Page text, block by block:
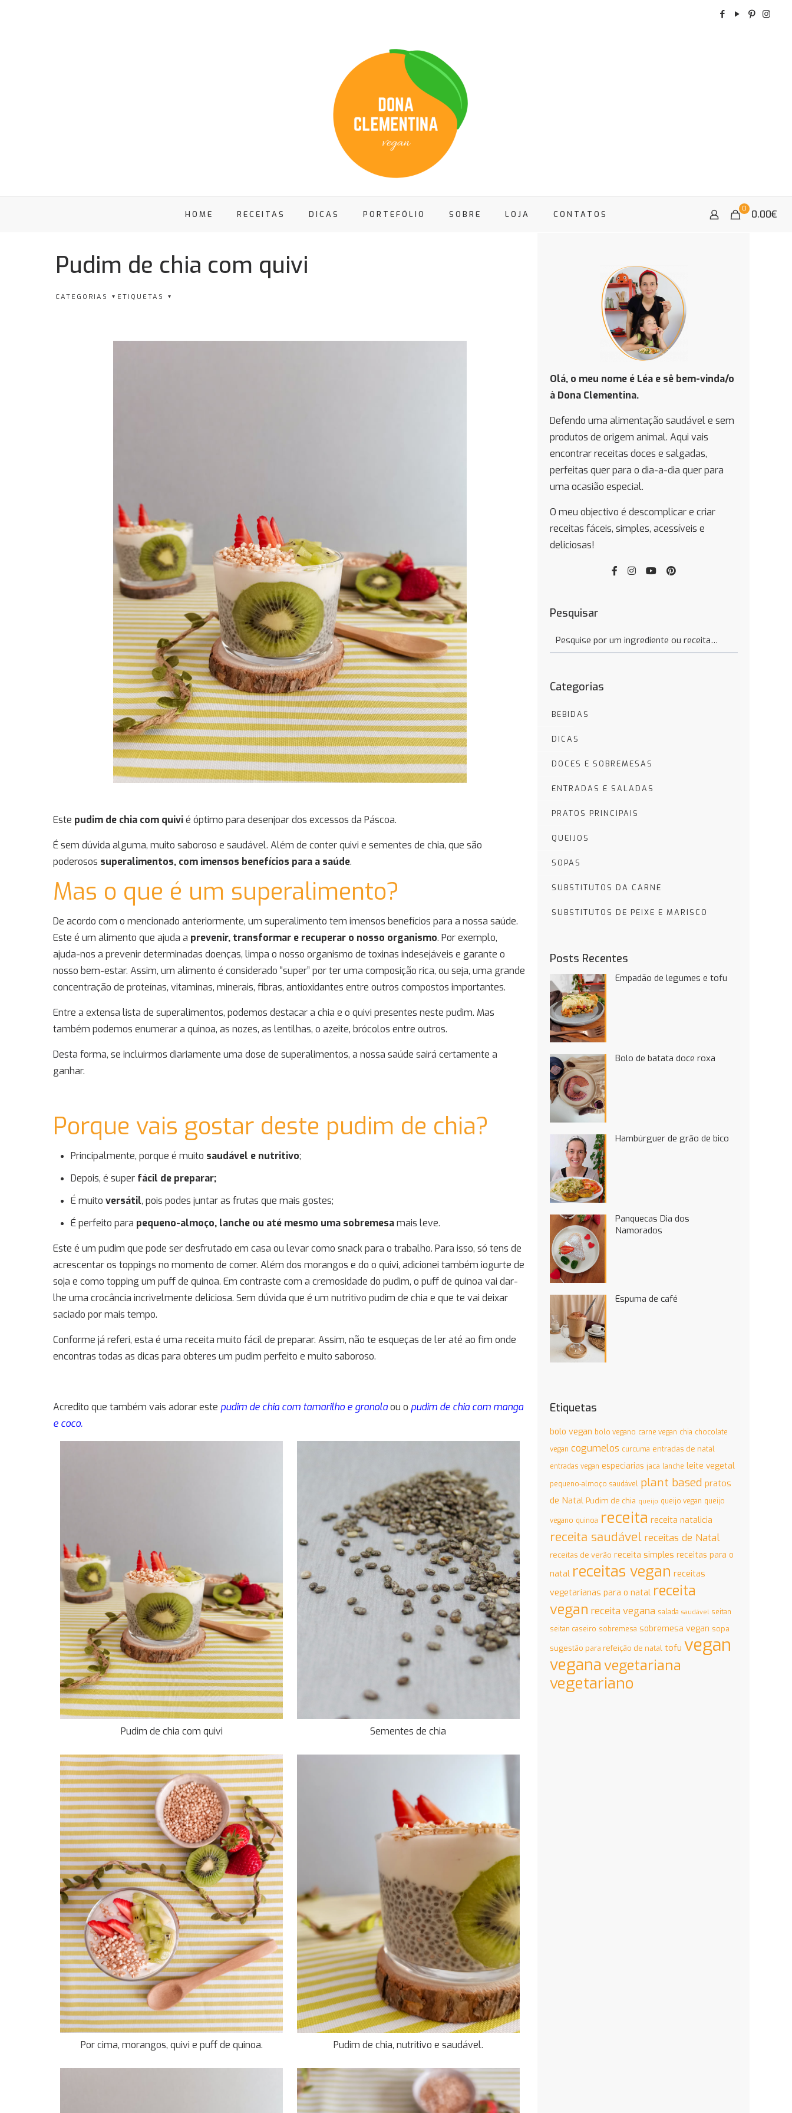
HOME RECEITAS DICAS PORTEFÓLIO SOBRE LOJA CONTATOS
0 0.00€
Pudim de chia com quivi
CATEGORIAS ETIQUETAS
Este pudim de chia com quivié óptimo para desenjoar dos excessos da Páscoa.
É sem dúvida alguma, muito saboroso e saudável. Além de conter quivi e sementes de chia, que são
poderosos superalimentos, com imensos benefícios para a saúde.
Mas o que é um superalimento?
De acordo com o mencionado anteriormente, um superalimento tem imensos benefícios para a nossa saúde.
Este é um alimento que ajuda a prevenir, transformar e recuperar o nosso organismo. Por exemplo,
ajuda-nos a prevenir determinadas doenças, limpa o nosso organismo de toxinas indesejáveis e garante o
nosso bem-estar. Assim, um alimento é considerado “super” por ter uma composição rica, ou seja, uma grande
concentração de proteínas, vitaminas, minerais, fibras, antioxidantes entre outros compostos importantes.
Entre a extensa lista de superalimentos, podemos destacar a chia e o quivi presentes neste pudim. Mas
também podemos enumerar a quinoa, as nozes, as lentilhas, o azeite, brócolos entre outros.
Desta forma, se incluirmos diariamente uma dose de superalimentos, a nossa saúde sairá certamente a
ganhar.
Porque vais gostar deste pudim de chia?
Principalmente, porque é muito saudável e nutritivo;
Depois, é super fácil de preparar;
É muitoversátil, pois podes juntar as frutas que mais gostes;
É perfeito para pequeno-almoço, lanche ou até mesmo uma sobremesamais leve.
Este é um pudim que pode ser desfrutado em casa ou levar como snack para o trabalho. Para isso, só tens de
acrescentar os toppings no momento de comer. Além dos morangos e do o quivi, adicionei também iogurte de
soja e como topping um puff de quinoa. Em contraste com a cremosidade do pudim, o puff de quinoa vai dar-
lhe uma crocância incrivelmente deliciosa. Sem dúvida que é um nutritivo pudim de chia e que te vai deixar
saciado por mais tempo.
Conforme já referi, esta é uma receita muito fácil de preparar. Assim, não te esqueças de ler até ao fim onde
encontras todas as dicas para obteres um pudim perfeito e muito saboroso.
Acredito que também vais adorar este pudim de chia com tamarilho e granolaou o pudim de chia com manga
e coco.
Pudim de chia com quivi Sementes de chia
Por cima, morangos, quivi e puff de quinoa. Pudim de chia, nutritivo e saudável.
Olá, o meu nome é Léa e sê bem-vinda/o
à Dona Clementina.
Defendo uma alimentação saudável e sem
produtos de origem animal. Aqui vais
encontrar receitas doces e salgadas,
perfeitas quer para o dia-a-dia quer para
uma ocasião especial.
O meu objectivo é descomplicar e criar
receitas fáceis, simples, acessíveis e
deliciosas!
Pesquisar
Categorias
BEBIDAS
DICAS
DOCES E SOBREMESAS
ENTRADAS E SALADAS
PRATOS PRINCIPAIS
QUEIJOS
SOPAS
SUBSTITUTOS DA CARNE
SUBSTITUTOS DE PEIXE E MARISCO
Posts Recentes
Empadão de legumes e tofu
Bolo de batata doce roxa
Hambúrguer de grão de bico
Panquecas Dia dos
Namorados
Espuma de café
Etiquetas
bolo vegan bolo vegano carne vegan chia chocolate
vegan cogumelos curcuma entradas de natal
entradas vegan especiarias jaca lanche leite vegetal
pequeno-almoço saudável plant based pratos
de Natal Pudim de chia queijo queijo vegan queijo
vegano quinoa receita receita natalicia
receita saudável receitas de Natal
receitas de verão receita simples receitas para o
natal receitas vegan receitas
vegetarianas para o natal receita
vegan receita vegana salada saudável seitan
seitan caseiro sobremesa sobremesa vegan sopa
sugestão para refeição de natal tofu vegan
veganavegetariana
vegetariano